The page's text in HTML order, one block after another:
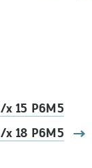
х 15 Р6М5
х 18 Р6М5